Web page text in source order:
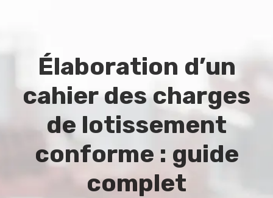
Élaboration d’un
cahier des charges
de lotissement
conforme : guide
complet